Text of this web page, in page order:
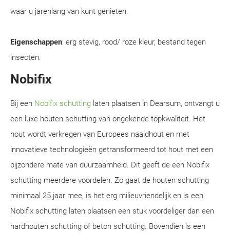
waar u jarenlang van kunt genieten.
Eigenschappen: erg stevig, rood/ roze kleur, bestand tegen
insecten.
Nobifix
Bij een Nobifix schutting laten plaatsen in Dearsum, ontvangt u
een luxe houten schutting van ongekende topkwaliteit. Het
hout wordt verkregen van Europees naaldhout en met
innovatieve technologieën getransformeerd tot hout met een
bijzondere mate van duurzaamheid. Dit geeft de een Nobifix
schutting meerdere voordelen. Zo gaat de houten schutting
minimaal 25 jaar mee, is het erg milieuvriendelijk en is een
Nobifix schutting laten plaatsen een stuk voordeliger dan een
hardhouten schutting of beton schutting. Bovendien is een